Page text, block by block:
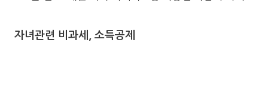
자녀관련 비과세, 소득공제